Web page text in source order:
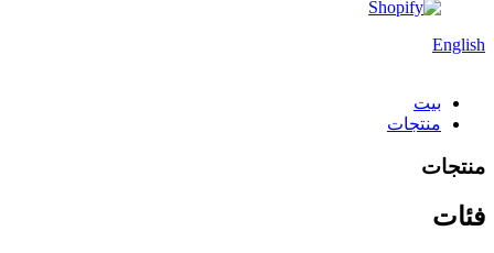
English
بيت
منتجات
منتجات
فئات